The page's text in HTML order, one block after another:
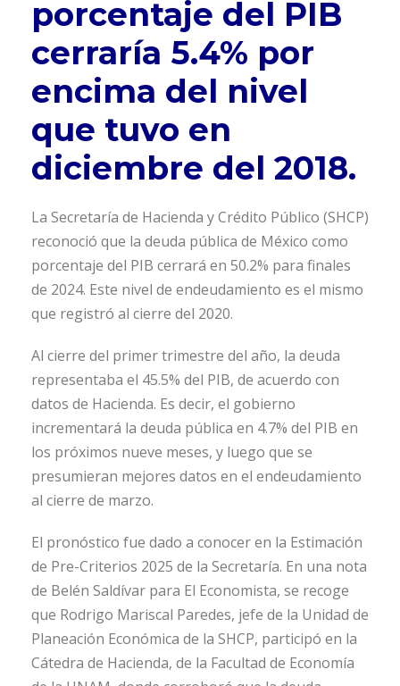
porcentaje del PIB
cerraría 5.4% por
encima del nivel
que tuvo en
diciembre del 2018.
La Secretaría de Hacienda y Crédito Público (SHCP)
reconoció que la deuda pública de México como
porcentaje del PIB cerrará en 50.2% para finales
de 2024. Este nivel de endeudamiento es el mismo
que registró al cierre del 2020.
Al cierre del primer trimestre del año, la deuda
representaba el 45.5% del PIB, de acuerdo con
datos de Hacienda. Es decir, el gobierno
incrementará la deuda pública en 4.7% del PIB en
los próximos nueve meses, y luego que se
presumieran mejores datos en el endeudamiento
al cierre de marzo.
El pronóstico fue dado a conocer en la Estimación
de Pre-Criterios 2025 de la Secretaría. En una nota
de Belén Saldívar para El Economista, se recoge
que Rodrigo Mariscal Paredes, jefe de la Unidad de
Planeación Económica de la SHCP, participó en la
Cátedra de Hacienda, de la Facultad de Economía